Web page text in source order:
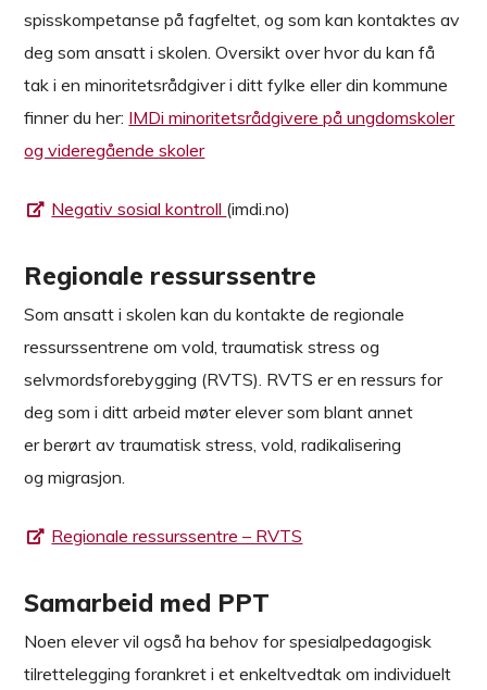
spisskompetanse på fagfeltet, og som kan kontaktes av
deg som ansatt i skolen. Oversikt over hvor du kan få
tak i en minoritetsrådgiver i ditt fylke eller din kommune
finner du her: IMDi minoritetsrådgivere på ungdomskoler
og videregående skoler
Negativ sosial kontroll (imdi.no)
Regionale ressurssentre
Som ansatt i skolen kan du kontakte de regionale
ressurssentrene om vold, traumatisk stress og
selvmordsforebygging (RVTS). RVTS er en ressurs for
deg som i ditt arbeid møter elever som blant annet
er berørt av traumatisk stress, vold, radikalisering
og migrasjon.
Regionale ressurssentre – RVTS
Samarbeid med PPT
Noen elever vil også ha behov for spesialpedagogisk
tilrettelegging forankret i et enkeltvedtak om individuelt